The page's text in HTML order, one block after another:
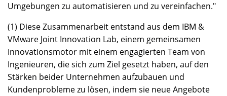
Umgebungen zu automatisieren und zu vereinfachen."
(1) Diese Zusammenarbeit entstand aus dem IBM &
VMware Joint Innovation Lab, einem gemeinsamen
Innovationsmotor mit einem engagierten Team von
Ingenieuren, die sich zum Ziel gesetzt haben, auf den
Stärken beider Unternehmen aufzubauen und
Kundenprobleme zu lösen, indem sie neue Angebote